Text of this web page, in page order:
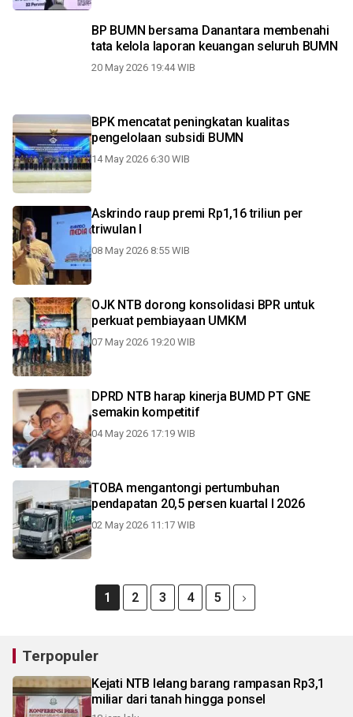
BP BUMN bersama Danantara membenahi
tata kelola laporan keuangan seluruh BUMN
20 May 2026 19:44 WIB
BPK mencatat peningkatan kualitas
pengelolaan subsidi BUMN
14 May 2026 6:30 WIB
Askrindo raup premi Rp1,16 triliun per
triwulan I
08 May 2026 8:55 WIB
OJK NTB dorong konsolidasi BPR untuk
perkuat pembiayaan UMKM
07 May 2026 19:20 WIB
DPRD NTB harap kinerja BUMD PT GNE
semakin kompetitif
04 May 2026 17:19 WIB
TOBA mengantongi pertumbuhan
pendapatan 20,5 persen kuartal I 2026
02 May 2026 11:17 WIB
1 2 3 4 5
Terpopuler
Kejati NTB lelang barang rampasan Rp3,1
miliar dari tanah hingga ponsel